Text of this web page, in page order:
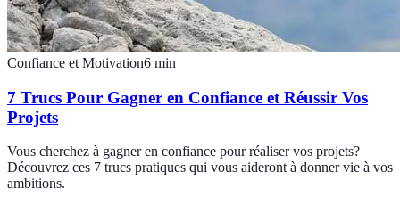
Confiance et Motivation6 min
7 Trucs Pour Gagner en Confiance et Réussir Vos
Projets
Vous cherchez à gagner en confiance pour réaliser vos projets?
Découvrez ces 7 trucs pratiques qui vous aideront à donner vie à vos
ambitions.